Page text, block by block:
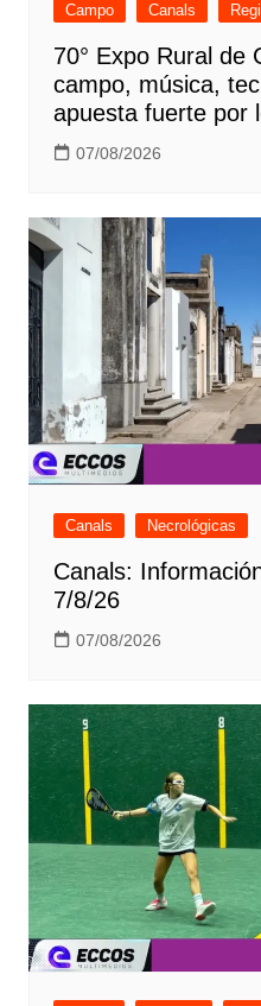
Campo Canals
70° Expo Rural de
campo, música,
apuesta fuerte por
07/08/2026
Canals Necrológicas
Canals:
7/8/26
07/08/2026